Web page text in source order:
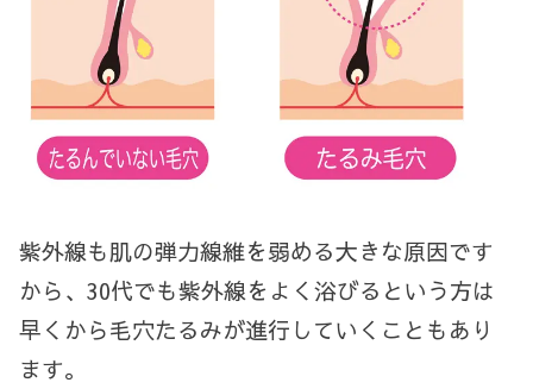
紫外線も肌の弾力線維を弱める大きな原因です
から、30代でも紫外線をよく浴びるという方は
早くから毛穴たるみが進行していくこともあり
ます。